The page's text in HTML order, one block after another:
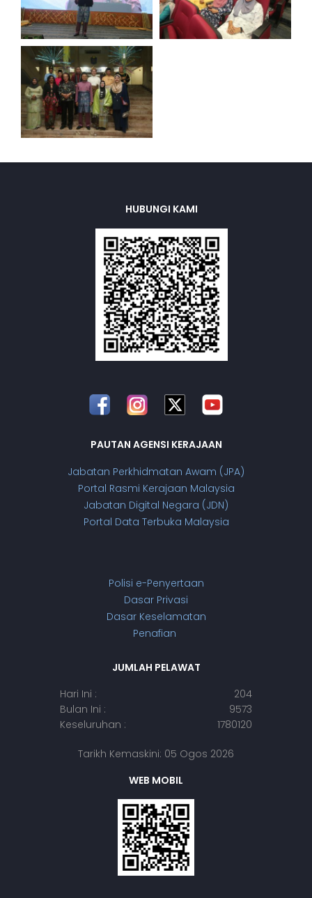
HUBUNGI KAMI
PAUTAN AGENSI KERAJAAN
Jabatan Perkhidmatan Awam (JPA)
Portal Rasmi Kerajaan Malaysia
Jabatan Digital Negara (JDN)
Portal Data Terbuka Malaysia
Polisi e-Penyertaan
Dasar Privasi
Dasar Keselamatan
Penafian
JUMLAH PELAWAT
Hari Ini :
204
Bulan Ini :
9573
Keseluruhan :
1780120
Tarikh Kemaskini: 05 Ogos 2026
WEB MOBIL